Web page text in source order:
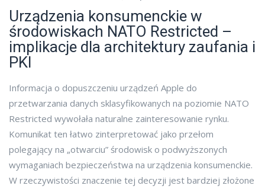
Urządzenia konsumenckie w
środowiskach NATO Restricted –
implikacje dla architektury zaufania i
PKI
Informacja o dopuszczeniu urządzeń Apple do
przetwarzania danych sklasyfikowanych na poziomie NATO
Restricted wywołała naturalne zainteresowanie rynku.
Komunikat ten łatwo zinterpretować jako przełom
polegający na „otwarciu” środowisk o podwyższonych
wymaganiach bezpieczeństwa na urządzenia konsumenckie.
W rzeczywistości znaczenie tej decyzji jest bardziej złożone